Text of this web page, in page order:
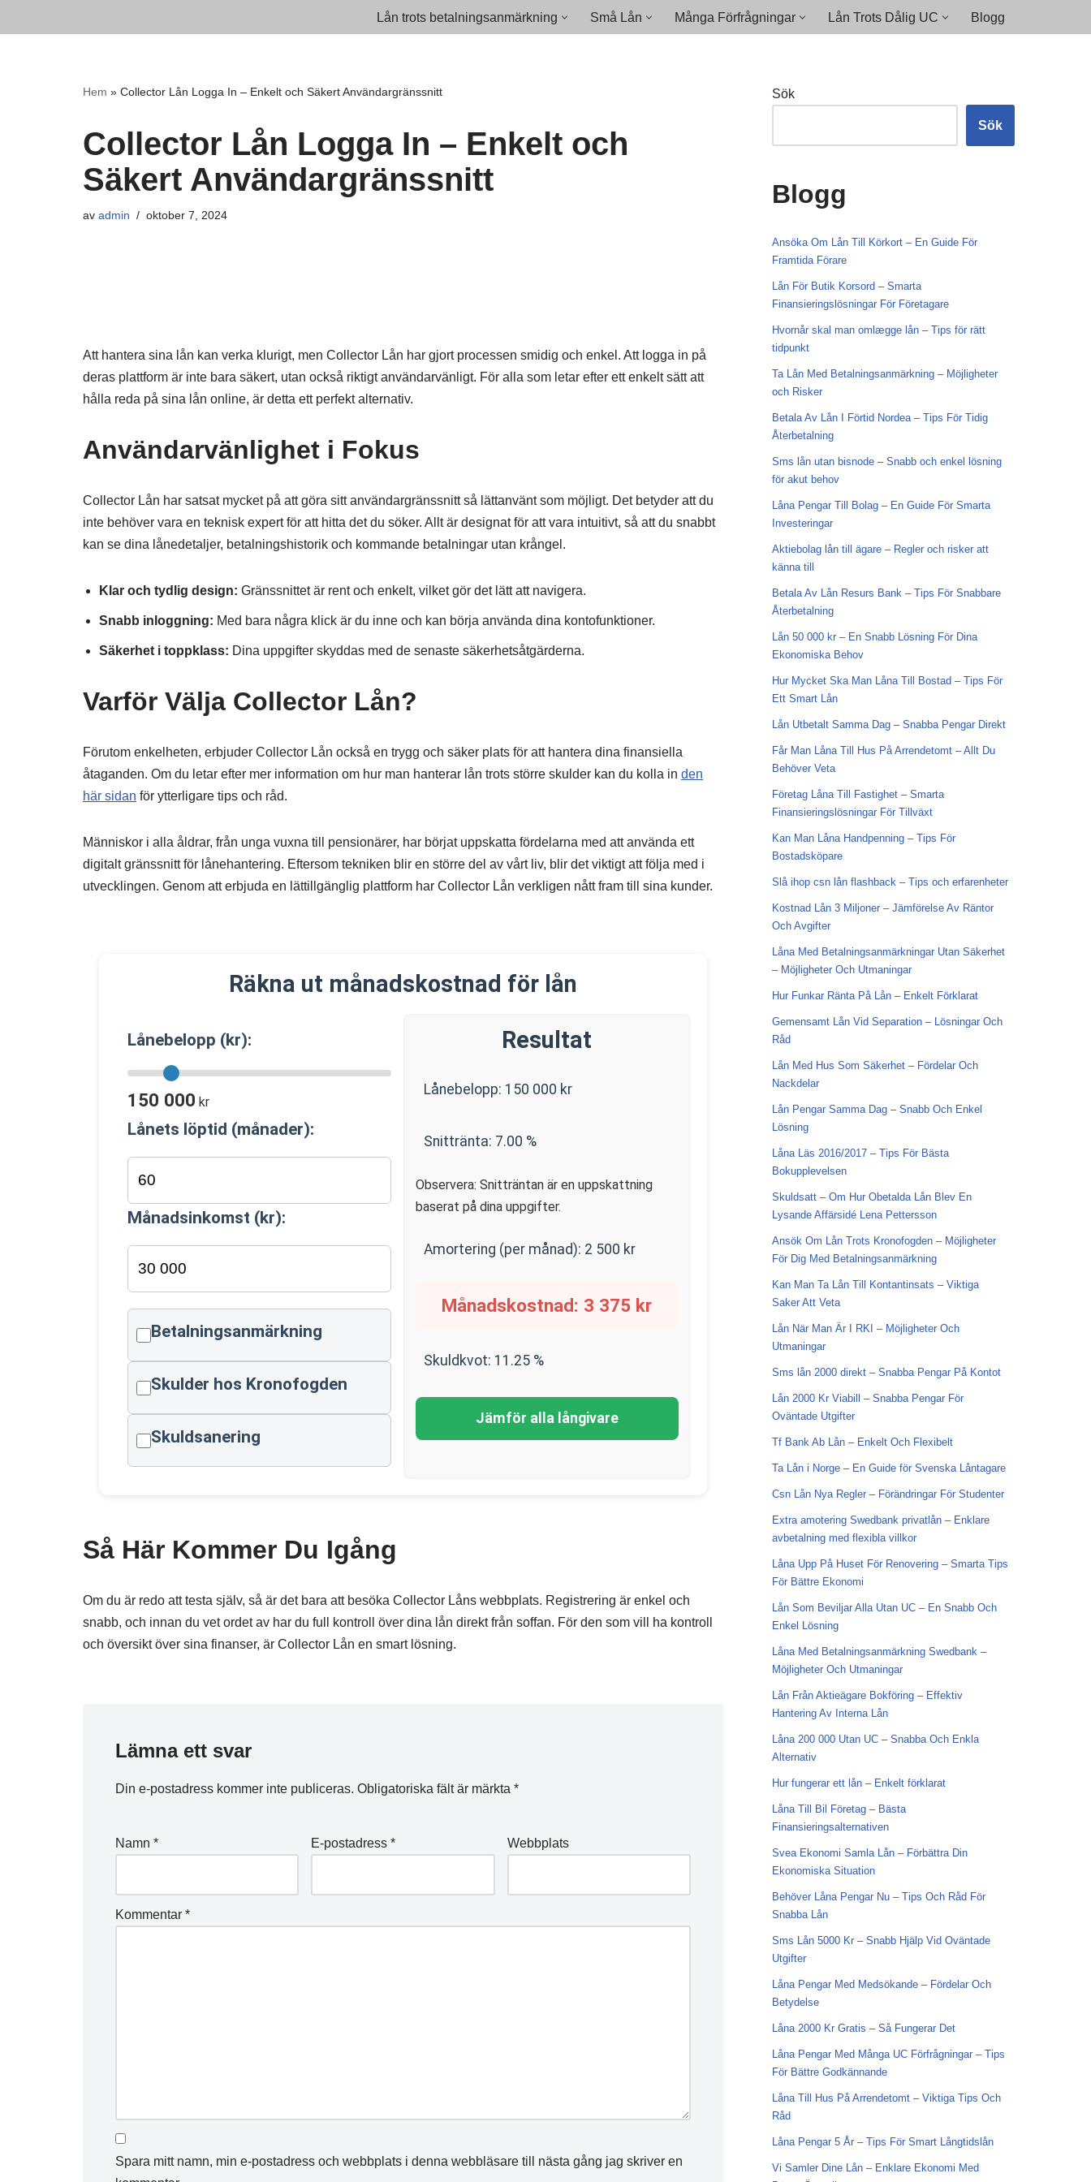
Lån trots betalningsanmärkning Små Lån Många Förfrågningar Lån Trots Dålig UC Blogg
Hem » Collector Lån Logga In – Enkelt och Säkert Användargränssnitt
Collector Lån Logga In – Enkelt och
Säkert Användargränssnitt
av admin oktober 7, 2024
Att hantera sina lån kan verka klurigt, men Collector Lån har gjort processen smidig och enkel. Att logga in på
deras plattform är inte bara säkert, utan också riktigt användarvänligt. För alla som letar efter ett enkelt sätt att
hålla reda på sina lån online, är detta ett perfekt alternativ.
Användarvänlighet i Fokus
Collector Lån har satsat mycket på att göra sitt användargränssnitt så lättanvänt som möjligt. Det betyder att du
inte behöver vara en teknisk expert för att hitta det du söker. Allt är designat för att vara intuitivt, så att du snabbt
kan se dina lånedetaljer, betalningshistorik och kommande betalningar utan krångel.
Klar och tydlig design: Gränssnittet är rent och enkelt, vilket gör det lätt att navigera.
Snabb inloggning: Med bara några klick är du inne och kan börja använda dina kontofunktioner.
Säkerhet i toppklass: Dina uppgifter skyddas med de senaste säkerhetsåtgärderna.
Varför Välja Collector Lån?
Förutom enkelheten, erbjuder Collector Lån också en trygg och säker plats för att hantera dina finansiella
åtaganden. Om du letar efter mer information om hur man hanterar lån trots större skulder kan du kolla in den
här sidan för ytterligare tips och råd.
Människor i alla åldrar, från unga vuxna till pensionärer, har börjat uppskatta fördelarna med att använda ett
digitalt gränssnitt för lånehantering. Eftersom tekniken blir en större del av vårt liv, blir det viktigt att följa med i
utvecklingen. Genom att erbjuda en lättillgänglig plattform har Collector Lån verkligen nått fram till sina kunder.
Räkna ut månadskostnad för lån
Lånebelopp (kr):
150 000 kr
Lånets löptid (månader):
Månadsinkomst (kr):
Betalningsanmärkning
Skulder hos Kronofogden
Skuldsanering
Resultat
Lånebelopp: 150 000 kr
Snittränta: 7.00 %
Observera: Snitträntan är en uppskattning
baserat på dina uppgifter.
Amortering (per månad): 2 500 kr
Månadskostnad: 3 375 kr
Skuldkvot: 11.25%
Jämför alla långivare
Så Här Kommer Du Igång
Om du är redo att testa själv, så är det bara att besöka Collector Låns webbplats. Registrering är enkel och
snabb, och innan du vet ordet av har du full kontroll över dina lån direkt från soffan. För den som vill ha kontroll
och översikt över sina finanser, är Collector Lån en smart lösning.
Lämna ett svar
Din e-postadress kommer inte publiceras. Obligatoriska fält är märkta *
Namn * E-postadress* Webbplats
Kommentar *
Spara mitt namn, min e-postadress och webbplats i denna webbläsare till nästa gång jag skriver en
Sök
Sök
Blogg
Ansöka Om Lån Till Körkort – En Guide För
Framtida Förare
Lån För Butik Korsord – Smarta
Finansieringslösningar För Företagare
Hvornår skal man omlægge lån – Tips för rätt
tidpunkt
Ta Lån Med Betalningsanmärkning – Möjligheter
och Risker
Betala Av Lån I Förtid Nordea – Tips För Tidig
Återbetalning
Sms lån utan bisnode – Snabb och enkel lösning
för akut behov
Låna Pengar Till Bolag – En Guide För Smarta
Investeringar
Aktiebolag lån till ägare – Regler och risker att
känna till
Betala Av Lån Resurs Bank – Tips För Snabbare
Återbetalning
Lån 50 000 kr – En Snabb Lösning För Dina
Ekonomiska Behov
Hur Mycket Ska Man Låna Till Bostad – Tips För
Ett Smart Lån
Lån Utbetalt Samma Dag – Snabba Pengar Direkt
Får Man Låna Till Hus På Arrendetomt – Allt Du
Behöver Veta
Företag Låna Till Fastighet – Smarta
Finansieringslösningar För Tillväxt
Kan Man Låna Handpenning – Tips För
Bostadsköpare
Slå ihop csn lån flashback – Tips och erfarenheter
Kostnad Lån 3 Miljoner – Jämförelse Av Räntor
Och Avgifter
Låna Med Betalningsanmärkningar Utan Säkerhet
– Möjligheter Och Utmaningar
Hur Funkar Ränta På Lån – Enkelt Förklarat
Gemensamt Lån Vid Separation – Lösningar Och
Råd
Lån Med Hus Som Säkerhet – Fördelar Och
Nackdelar
Lån Pengar Samma Dag – Snabb Och Enkel
Lösning
Låna Läs 2016/2017 – Tips För Bästa
Bokupplevelsen
Skuldsatt – Om Hur Obetalda Lån Blev En
Lysande Affärsidé Lena Pettersson
Ansök Om Lån Trots Kronofogden – Möjligheter
För Dig Med Betalningsanmärkning
Kan Man Ta Lån Till Kontantinsats – Viktiga
Saker Att Veta
Lån När Man Är I RKI – Möjligheter Och
Utmaningar
Sms lån 2000 direkt – Snabba Pengar På Kontot
Lån 2000 Kr Viabill – Snabba Pengar För
Oväntade Utgifter
Tf Bank Ab Lån – Enkelt Och Flexibelt
Ta Lån i Norge – En Guide för Svenska Låntagare
Csn Lån Nya Regler – Förändringar För Studenter
Extra amotering Swedbank privatlån – Enklare
avbetalning med flexibla villkor
Låna Upp På Huset För Renovering – Smarta Tips
För Bättre Ekonomi
Lån Som Beviljar Alla Utan UC – En Snabb Och
Enkel Lösning
Låna Med Betalningsanmärkning Swedbank –
Möjligheter Och Utmaningar
Lån Från Aktieägare Bokföring – Effektiv
Hantering Av Interna Lån
Låna 200 000 Utan UC – Snabba Och Enkla
Alternativ
Hur fungerar ett lån – Enkelt förklarat
Låna Till Bil Företag – Bästa
Finansieringsalternativen
Svea Ekonomi Samla Lån – Förbättra Din
Ekonomiska Situation
Behöver Låna Pengar Nu – Tips Och Råd För
Snabba Lån
Sms Lån 5000 Kr – Snabb Hjälp Vid Oväntade
Utgifter
Låna Pengar Med Medsökande – Fördelar Och
Betydelse
Låna 2000 Kr Gratis – Så Fungerar Det
Låna Pengar Med Många UC Förfrågningar – Tips
För Bättre Godkännande
Låna Till Hus På Arrendetomt – Viktiga Tips Och
Råd
Låna Pengar 5 År – Tips För Smart Långtidslån
Vi Samler Dine Lån – Enklare Ekonomi Med